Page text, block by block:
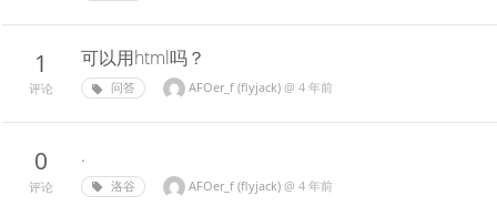
1
评论
可以用html吗？
问答 AFOer_f (flyjack) @ 4 年前
0
评论
.
洛谷 AFOer_f (flyjack) @ 4 年前